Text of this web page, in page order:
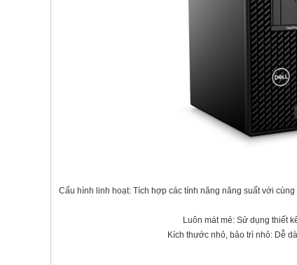
Cấu hình linh hoạt: Tích hợp các tính năng năng suất với
Luôn mát mẻ: Sử dụng thiết
Kích thước nhỏ, bảo trì nhỏ: Dễ